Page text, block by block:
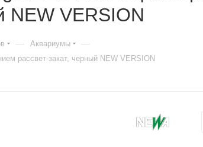
NEW VERSION
— Аквариумы —
рассвет-закат, черный NEW VERSION